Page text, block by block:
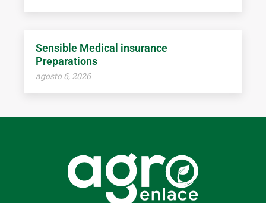
Sensible Medical insurance
Preparations
agosto 6, 2026